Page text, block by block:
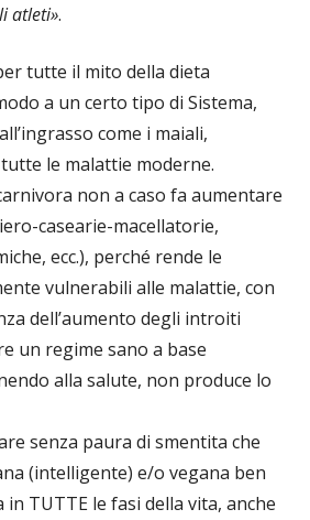
atleti».
tutte il mito della dieta
a un certo tipo di Sistema,
come i maiali,
le malattie moderne.
non a caso fa aumentare
casearie-macellatorie,
ecc.), perché rende le
vulnerabili alle malattie, con
dell’aumento degli introiti
un regime sano a base
alla salute, non produce lo
senza paura di smentita che
(intelligente) e/o vegana ben
in TUTTE le fasi della vita, anche